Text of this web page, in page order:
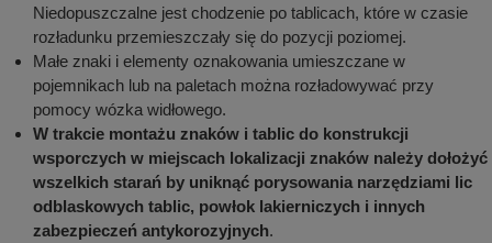
Niedopuszczalne jest chodzenie po tablicach, które w czasie
rozładunku przemieszczały się do pozycji poziomej.
Małe znaki i elementy oznakowania umieszczane w
pojemnikach lub na paletach można rozładowywać przy
pomocy wózka widłowego.
W trakcie montażu znaków i tablic do konstrukcji
wsporczych w miejscach lokalizacji znaków należy dołożyć
wszelkich starań by uniknąć porysowania narzędziami lic
odblaskowych tablic, powłok lakierniczych i innych
zabezpieczeń antykorozyjnych.